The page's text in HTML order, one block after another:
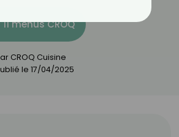
menus CROQ
CROQ Cuisine
le 17/04/2025